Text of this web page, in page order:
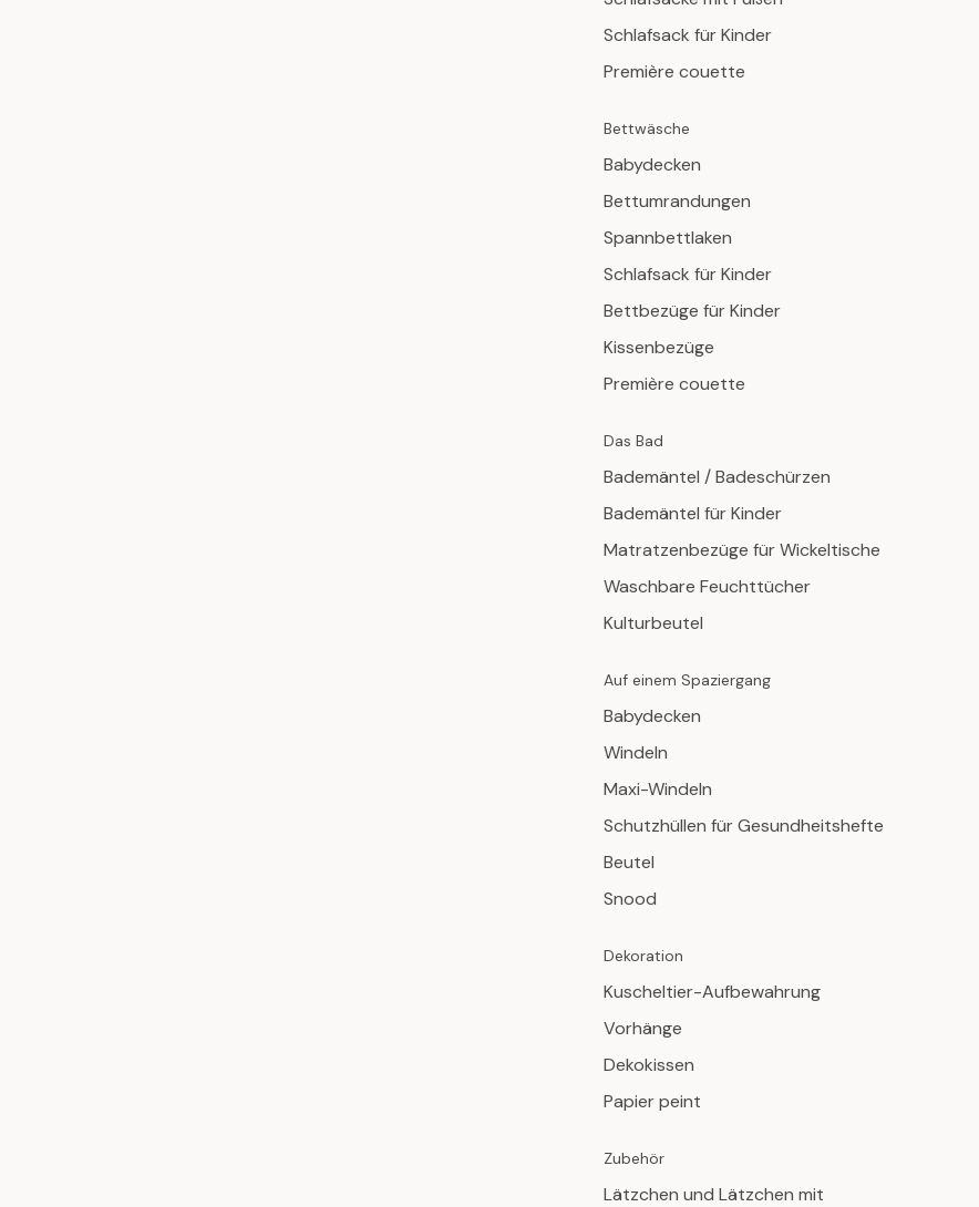
Schlafsack für Kinder
Première couette
Bettwäsche
Babydecken
Bettumrandungen
Spannbettlaken
Schlafsack für Kinder
Bettbezüge für Kinder
Kissenbezüge
Première couette
Das Bad
Bademäntel / Badeschürzen
Bademäntel für Kinder
Matratzenbezüge für Wickeltische
Waschbare Feuchttücher
Kulturbeutel
Auf einem Spaziergang
Babydecken
Windeln
Maxi-Windeln
Schutzhüllen für Gesundheitshefte
Beutel
Snood
Dekoration
Kuscheltier-Aufbewahrung
Vorhänge
Dekokissen
Papier peint
Zubehör
Lätzchen und Lätzchen mit